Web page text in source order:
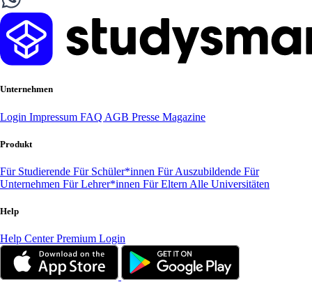
Unternehmen
Login Impressum FAQ AGB Presse Magazine
Produkt
Für Studierende Für Schüler*innen Für Auszubildende Für
Unternehmen Für Lehrer*innen Für Eltern Alle Universitäten
Help
Help CenterPremium Login